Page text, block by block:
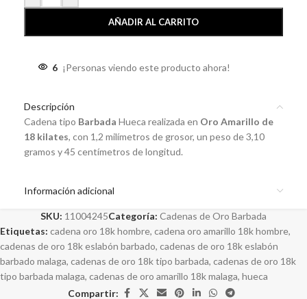
AÑADIR AL CARRITO
6 ¡Personas viendo este producto ahora!
Descripción
Cadena tipo Barbada Hueca realizada en Oro Amarillo de
18 kilates, con 1,2 milímetros de grosor, un peso de 3,10
gramos y 45 centímetros de longitud.
Información adicional
SKU: 11004245Categoría: Cadenas de Oro Barbada
Etiquetas: cadena oro 18k hombre, cadena oro amarillo 18k hombre,
cadenas de oro 18k eslabón barbado, cadenas de oro 18k eslabón
barbado malaga, cadenas de oro 18k tipo barbada, cadenas de oro 18k
tipo barbada malaga, cadenas de oro amarillo 18k malaga, hueca
Compartir: